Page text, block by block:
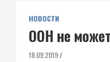
НОВОСТИ
ООН не
18.09.2019